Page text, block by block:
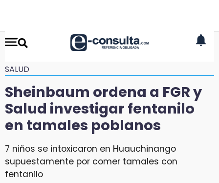
SALUD
Sheinbaum ordena a FGR y
Salud investigar fentanilo
en tamales poblanos
7 niños se intoxicaron en Huauchinango
supuestamente por comer tamales con
fentanilo